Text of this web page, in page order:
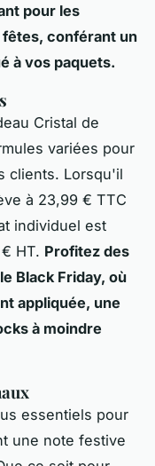
pour les
fêtes, conférant un
à vos paquets.
Cristal de
variées pour
clients. Lorsqu'il
à 23,99 € TTC
individuel est
HT. Profitez des
Black Friday, où
appliquée, une
à moindre
essentiels pour
une note festive